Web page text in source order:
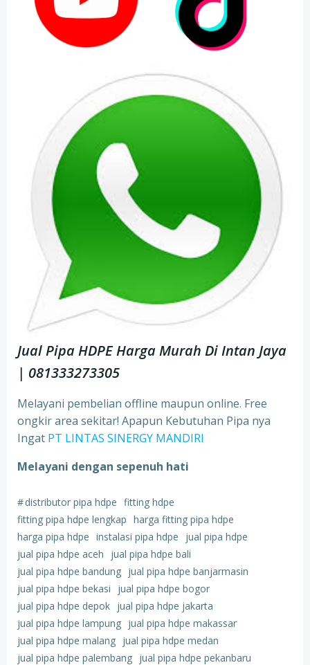
Jual Pipa HDPE Harga Murah Di Intan Jaya
| 081333273305
Melayani pembelian offline maupun online. Free
ongkir area sekitar! Apapun Kebutuhan Pipa nya
Ingat PT LINTAS SINERGY MANDIRI
Melayani dengan sepenuh hati
#distributor pipa hdpe fitting hdpe
fitting pipa hdpe lengkap harga fitting pipa hdpe
harga pipa hdpe instalasi pipa hdpe
jual pipa hdpe
jual pipa hdpe aceh
jual pipa hdpe bali
jual pipa hdpe bandung jual pipa hdpe banjarmasin
jual pipa hdpe bekasi
jual pipa hdpe bogor
jual pipa hdpe depok jual pipa hdpe jakarta
jual pipa hdpe lampung jual pipa hdpe makassar
jual pipa hdpe malang jual pipa hdpe medan
jual pipa hdpe palembang jual pipa hdpe pekanbaru